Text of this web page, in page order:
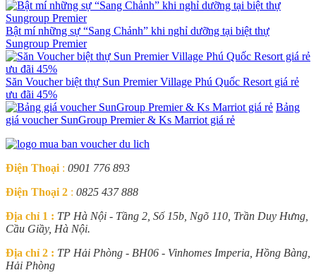
Bật mí những sự “Sang Chảnh” khi nghỉ dưỡng tại biệt thự
Sungroup Premier
Săn Voucher biệt thự Sun Premier Village Phú Quốc Resort giá rẻ
ưu đãi 45%
Bảng
giá voucher SunGroup Premier & Ks Marriot giá rẻ
Điện Thoại: 0901 776 893
Điện Thoại 2 : 0825 437 888
Địa chỉ 1 : TP Hà Nội - Tầng 2, Số 15b, Ngõ 110, Trần Duy Hưng,
Cầu Giầy, Hà Nội.
Địa chỉ 2 : TP Hải Phòng - BH06 - Vinhomes Imperia, Hồng Bàng,
Hải Phòng